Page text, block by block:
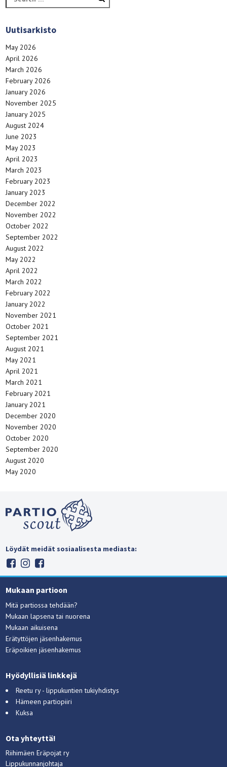
for:
Uutisarkisto
May 2026
April 2026
March 2026
February 2026
January 2026
November 2025
January 2025
August 2024
June 2023
May 2023
April 2023
March 2023
February 2023
January 2023
December 2022
November 2022
October 2022
September 2022
August 2022
May 2022
April 2022
March 2022
February 2022
January 2022
November 2021
October 2021
September 2021
August 2021
May 2021
April 2021
March 2021
February 2021
January 2021
December 2020
November 2020
October 2020
September 2020
August 2020
May 2020
Löydät meidät sosiaalisesta mediasta:
Mukaan partioon
Mitä partiossa tehdään?
Mukaan lapsena tai nuorena
Mukaan aikuisena
Erätyttöjen jäsenhakemus
Eräpoikien jäsenhakemus
Hyödyllisiä linkkejä
Reetu ry - lippukuntien tukiyhdistys
Hämeen partiopiiri
Kuksa
Ota yhteyttä!
Riihimäen Eräpojat ry
Lippukunnanjohtaja